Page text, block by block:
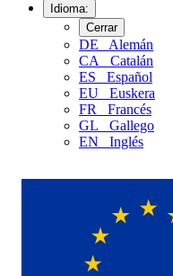
Idioma:
Cerrar
DE
Alemán
CA
Catalán
ES
Español
EU
Euskera
FR
Francés
GL
Gallego
EN
Inglés